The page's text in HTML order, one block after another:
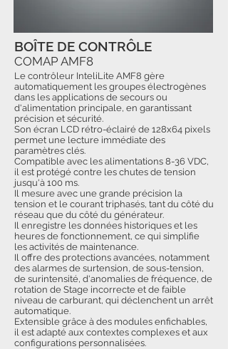
Le contrôleur InteliLite AMF8 gère
automatiquement les groupes électrogènes
dans les applications de secours ou
d'alimentation principale, en garantissant
précision et sécurité.
Son écran LCD rétro-éclairé de 128x64 pixels
permet une lecture immédiate des
paramètres clés.
Compatible avec les alimentations 8-36 VDC,
il est protégé contre les chutes de tension
jusqu'à 100 ms.
Il mesure avec une grande précision la
tension et le courant triphasés, tant du côté du
réseau que du côté du générateur.
Il enregistre les données historiques et les
heures de fonctionnement, ce qui simplifie
les activités de maintenance.
Il offre des protections avancées, notamment
des alarmes de surtension, de sous-tension,
de surintensité, d'anomalies de fréquence, de
rotation de Stage incorrecte et de faible
niveau de carburant, qui déclenchent un arrêt
automatique.
Extensible grâce à des modules enfichables,
il est adapté aux contextes complexes et aux
configurations personnalisées.
BOÎTE DE CONTRÔLE
COMAP AMF8